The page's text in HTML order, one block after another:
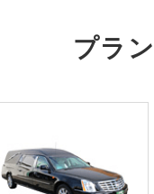
プラ